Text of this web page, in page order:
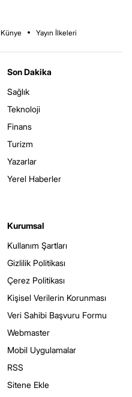
Künye Yayın İlkeleri
Son Dakika
Sağlık
Teknoloji
Finans
Turizm
Yazarlar
Yerel Haberler
Kurumsal
Kullanım Şartları
Gizlilik Politikası
Çerez Politikası
Kişisel Verilerin Korunması
Veri Sahibi Başvuru Formu
Webmaster
Mobil Uygulamalar
RSS
Sitene Ekle